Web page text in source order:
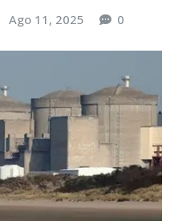
Ago 11, 2025 0